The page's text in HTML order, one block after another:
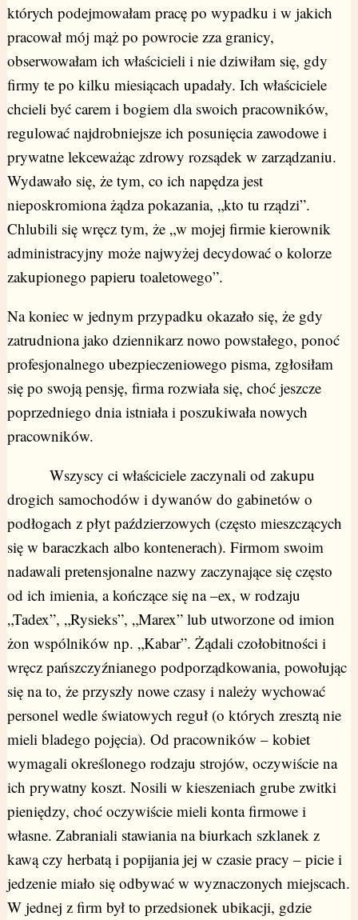
których podejmowałam pracę po wypadku i w jakich
pracował mój mąż po powrocie zza granicy,
obserwowałam ich właścicieli i nie dziwiłam się, gdy
firmy te po kilku miesiącach upadały. Ich właściciele
chcieli być carem i bogiem dla swoich pracowników,
regulować najdrobniejsze ich posunięcia zawodowe i
prywatne lekceważąc zdrowy rozsądek w zarządzaniu.
Wydawało się, że tym, co ich napędza jest
nieposkromiona żądza pokazania, „kto tu rządzi”.
Chlubili się wręcz tym, że „w mojej firmie kierownik
administracyjny może najwyżej decydować o kolorze
zakupionego papieru toaletowego”.
Na koniec w jednym przypadku okazało się, że gdy
zatrudniona jako dziennikarz nowo powstałego, ponoć
profesjonalnego ubezpieczeniowego pisma, zgłosiłam
się po swoją pensję, firma rozwiała się, choć jeszcze
poprzedniego dnia istniała i poszukiwała nowych
pracowników.
Wszyscy ci właściciele zaczynali od zakupu
drogich samochodów i dywanów do gabinetów o
podłogach z płyt paździerzowych (często mieszczących
się w baraczkach albo kontenerach). Firmom swoim
nadawali pretensjonalne nazwy zaczynające się często
od ich imienia, a kończące się na –ex, w rodzaju
„Tadex”, „Rysieks”, „Marex” lub utworzone od imion
żon wspólników np. „Kabar”. Żądali czołobitności i
wręcz pańszczyźnianego podporządkowania, powołując
się na to, że przyszły nowe czasy i należy wychować
personel wedle światowych reguł (o których zresztą nie
mieli bladego pojęcia). Od pracowników – kobiet
wymagali określonego rodzaju strojów, oczywiście na
ich prywatny koszt. Nosili w kieszeniach grube zwitki
pieniędzy, choć oczywiście mieli konta firmowe i
własne. Zabraniali stawiania na biurkach szklanek z
kawą czy herbatą i popijania jej w czasie pracy – picie i
jedzenie miało się odbywać w wyznaczonych miejscach.
W jednej z firm był to przedsionek ubikacji, gdzie